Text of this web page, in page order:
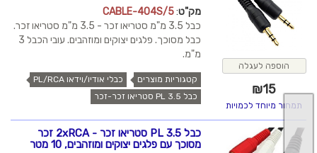
הוספה לעגלה
₪15
תמחור מיוחד לכמויות
מק"ט:
CABLE-404S/5
כבל 3.5 מ"מ סטריאו זכר - 3.5 מ"מ סטריאו זכר.
כבל מסוכך. פלגים יצוקים ומוזהבים. עובי הכבל 3
מ"מ.
קטגוריות מוצרים
כבלי אודיו/וידאו PL/RCA
כבל PL 3.5 סטריאו זכר-זכר
כבל PL 3.5 סטריאו זכר - 2xRCA זכר
מסוכך עם פלגים יצוקים ומוזהבים, 10 מטר